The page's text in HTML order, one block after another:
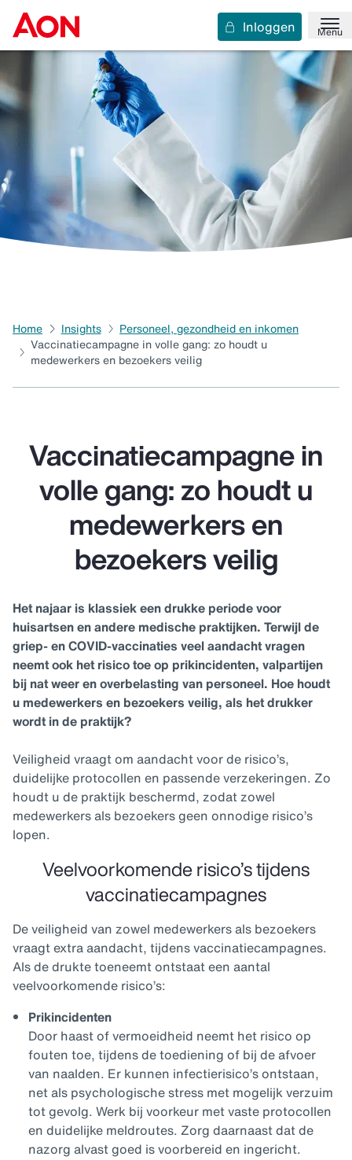
Menu
Inloggen
Home Insights
Personeel, gezondheid en inkomen
Vaccinatiecampagne in volle gang: zo houdt u
medewerkers en bezoekers veilig
Vaccinatiecampagne in
volle gang: zo houdt u
medewerkers en
bezoekers veilig
Het najaar is klassiek een drukke periode voor
huisartsen en andere medische praktijken. Terwijl de
griep- en COVID-vaccinaties veel aandacht vragen
neemt ook het risico toe op prikincidenten, valpartijen
bij nat weer en overbelasting van personeel. Hoe houdt
u medewerkers en bezoekers veilig, als het drukker
wordt in de praktijk?
Veiligheid vraagt om aandacht voor de risico’s,
duidelijke protocollen en passende verzekeringen. Zo
houdt u de praktijk beschermd, zodat zowel
medewerkers als bezoekers geen onnodige risico’s
lopen.
Veelvoorkomende risico’s tijdens
vaccinatiecampagnes
De veiligheid van zowel medewerkers als bezoekers
vraagt extra aandacht, tijdens vaccinatiecampagnes.
Als de drukte toeneemt ontstaat een aantal
veelvoorkomende risico’s:
Prikincidenten
Door haast of vermoeidheid neemt het risico op
fouten toe, tijdens de toediening of bij de afvoer
van naalden. Er kunnen infectierisico’s ontstaan,
net als psychologische stress met mogelijk verzuim
tot gevolg. Werk bij voorkeur met vaste protocollen
en duidelijke meldroutes. Zorg daarnaast dat de
nazorg alvast goed is voorbereid en ingericht.